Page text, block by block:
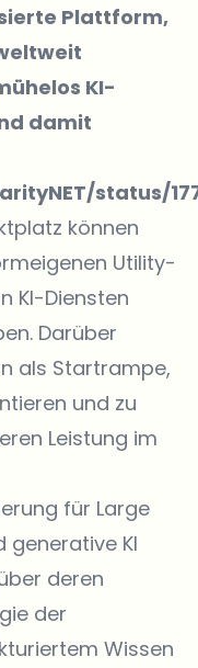
Plattform,
KI-
damit
status/
können
Utility-
KI-Diensten
Darüber
als Startrampe,
und zu
Leistung im
für Large
generative KI
deren
der
Wissen